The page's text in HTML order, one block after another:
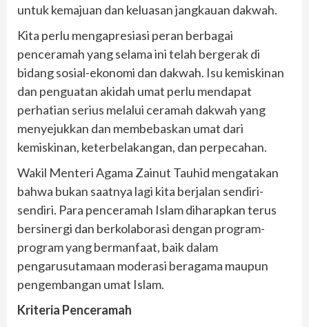
untuk kemajuan dan keluasan jangkauan dakwah.
Kita perlu mengapresiasi peran berbagai
penceramah yang selama ini telah bergerak di
bidang sosial-ekonomi dan dakwah. Isu kemiskinan
dan penguatan akidah umat perlu mendapat
perhatian serius melalui ceramah dakwah yang
menyejukkan dan membebaskan umat dari
kemiskinan, keterbelakangan, dan perpecahan.
Wakil Menteri Agama Zainut Tauhid mengatakan
bahwa bukan saatnya lagi kita berjalan sendiri-
sendiri. Para penceramah Islam diharapkan terus
bersinergi dan berkolaborasi dengan program-
program yang bermanfaat, baik dalam
pengarusutamaan moderasi beragama maupun
pengembangan umat Islam.
Kriteria Penceramah